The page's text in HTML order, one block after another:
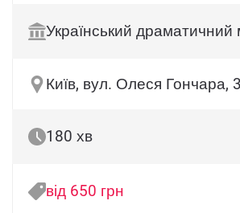
Український драматичний
Київ, вул. Олеся Гончара,
180 хв
від 650 грн